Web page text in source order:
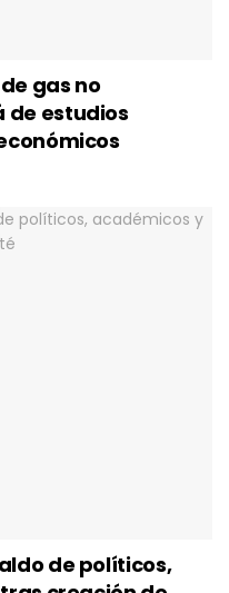
gas no
de estudios
de políticos,